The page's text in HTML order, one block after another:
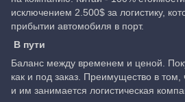
исключением 2.500$ за логистику,
прибытии автомобиля в порт.
В пути
Баланс между временем и ценой.
как и под заказ. Преимущество в том,
и им занимается логистическая